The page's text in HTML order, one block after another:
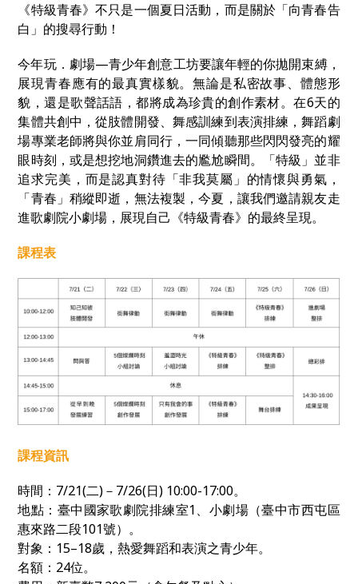
《特級青春》不只是一個夏日活動，而是關於「向青春告
白」的搜尋行動！
今年玩．劇場—青少年創意工坊要讓年輕的你拋開束縛，
展現青春應有的最真實樣貌。無論是私密故事、體態形
貌，還是歌聲話語，都將成為珍貴的創作素材。在6天的
集體共創中，從肢體開發、舞感訓練到表演排練，舞蹈劇
場專業老師將與你並肩同行，一同傾聽那些閃閃發亮的耀
眼時刻，或是想挖地洞鑽進去的尷尬瞬間。「特級」並非
追求完美，而是認真對待「非我莫屬」的情懷與勇氣，
「青春」稍縱即逝，無法複製，今夏，讓我們邀請親友走
進歌劇院小劇場，展現自己《特級青春》的最終呈現。
課程表
課程資訊
時間： 7/21(二)－ 7/26(日) 10:00-17:00。
地點：臺中國家歌劇院排練室1、小劇場（臺中市西屯區
惠來路二段101號）。
對象： 15–18歲，熱愛舞蹈和表演之青少年。
名額： 24位。